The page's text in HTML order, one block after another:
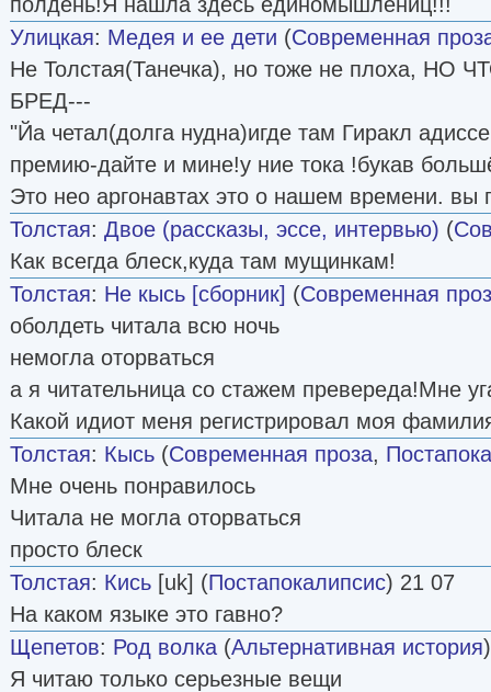
Улицкая: Медея и ее дети (Современная
Не Толстая(Танечка), но тоже не плоха,
БРЕД---
"Йа четал(долга нудна)игде там Гиракл
премию-дайте и мине!у ние тока !букав
Это нео аргонавтах это о нашем времени. вы
Толстая: Двое (рассказы, эссе, интервью) (
Как всегда блеск,куда там мущинкам!
Толстая: Не кысь [сборник] (Современная
оболдеть читала всю ночь
немогла оторваться
а я читательница со стажем превереда!Мне
Какой идиот меня регистрировал моя
Толстая: Кысь (Современная проза,
Мне очень понравилось
Читала не могла оторваться
просто блеск
Толстая: Кись [uk] (Постапокалипсис) 21 07
На каком языке это гавно?
Щепетов: Род волка (Альтернативная история
Я читаю только серьезные вещи